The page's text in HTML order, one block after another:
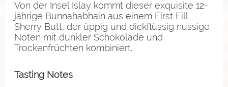
Von der Insel Islay kommt dieser exquisite 12-
jährige Bunnahabhain aus einem First Fill
Sherry Butt, der üppig und dickflüssig nussige
Noten mit dunkler Schokolade und
Trockenfrüchten kombiniert.
Tasting Notes